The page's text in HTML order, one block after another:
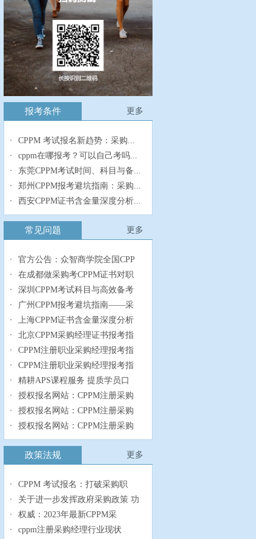
更多
报考条件
CPPM 考试报名新趋势：采购...
cppm在哪报考？可以自己考吗...
东莞CPPM考试时间、科目与备...
郑州CPPM报考避坑指南：采购...
西安CPPM证书含金量深度分析...
更多
常见问题
官方公告：众智商学院全国CPP
在成都做采购考CPPM证书对职
深圳CPPM考试科目与高效备考
广州CPPM报考避坑指南——采
上海CPPM证书含金量深度分析
北京CPPM采购经理证书报考指
CPPM注册职业采购经理报考指
CPPM注册职业采购经理报考指
精耕APS课程服务 提质学员口
授权报名网站：CPPM注册采购
授权报名网站：CPPM注册采购
授权报名网站：CPPM注册采购
更多
政策法规
CPPM 考试报名：打破采购职
关于进一步发挥政府采购政策 功
权威：2023年最新CPPM采
cppm注册采购经理行业现状